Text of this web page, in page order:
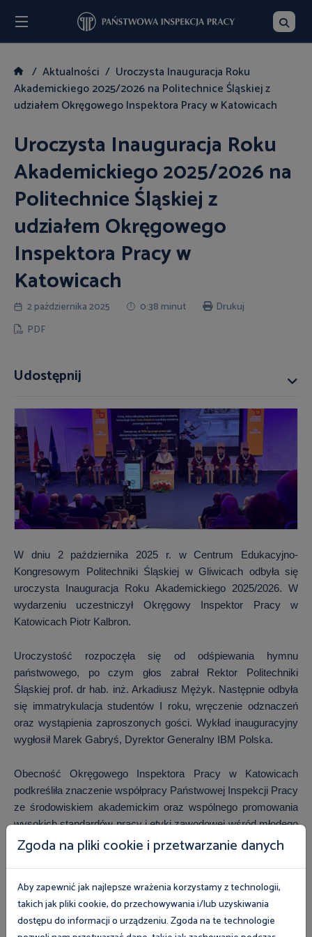
Aktualności
Uroczysta Inauguracja Roku
Akademickiego 2025/2026 na Politechnice Śląskiej z
udziałem Okręgowego Inspektora Pracy w Katowicach
Uroczysta Inauguracja Roku
Akademickiego 2025/2026 na
Politechnice Śląskiej z
udziałem Okręgowego
Inspektora Pracy w
Katowicach
2 października 2025 0:38 minut
Drukuj
PDF
W dniu 2 października 2025 r. w Centrum Edukacyjno-
Kongresowym Politechniki Śląskiej w Gliwicach odbyła się
uroczysta Inauguracja Roku Akademickiego 2025/2026. W
wydarzeniu uczestniczył Okręgowy Inspektor Pracy w
Katowicach Piotr Kalbron.
Uroczystość rozpoczęła się od odśpiewania hymnu
państwowego, po czym głos zabrał Rektor Politechniki
Śląskiej prof. dr hab. inż. Arkadiusz Mężyk. Następnie odbyła
się immatrykulacja studentów I roku, wręczenie odznaczeń
oraz wystąpienia zaproszonych gości. Wykład inauguracyjny
wygłosił Marek Gabryś, Dyrektor Generalny IBM Polska.
Obecność Okręgowego Inspektora Pracy w Katowicach
podkreśliła znaczenie współpracy Państwowej Inspekcji Pracy
ze środowiskiem akademickim oraz wspólnego promowania
wysokich standardów pracy i etyki zawodowej wśród młodego
pokolenia inżynierów.
Udostępnij
Zobacz magazyn Inspektor Pracy
Zgoda na pliki cookie i przetwarzanie danych
Aby zapewnić jak najlepsze wrażenia korzystamy z technologii,
takich jak pliki cookie, do przechowywania i/lub uzyskiwania
dostępu do informacji o urządzeniu. Zgoda na te technologie
Szukaj